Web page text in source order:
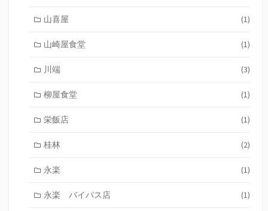
山喜屋 (1)
山崎屋食堂 (1)
川端 (3)
柳屋食堂 (1)
栄飯店 (1)
桂林 (2)
永楽 (1)
永楽 バイパス店 (1)